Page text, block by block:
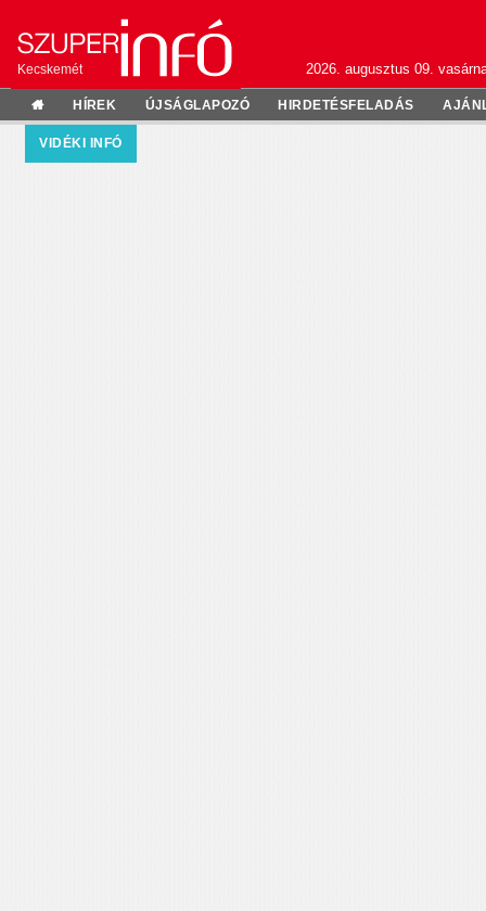
Kecskemét 2026. augusztus 09.
HÍREK ÚJSÁGLAPOZÓ HIRDETÉSFELADÁS
VIDÉKI INFÓ